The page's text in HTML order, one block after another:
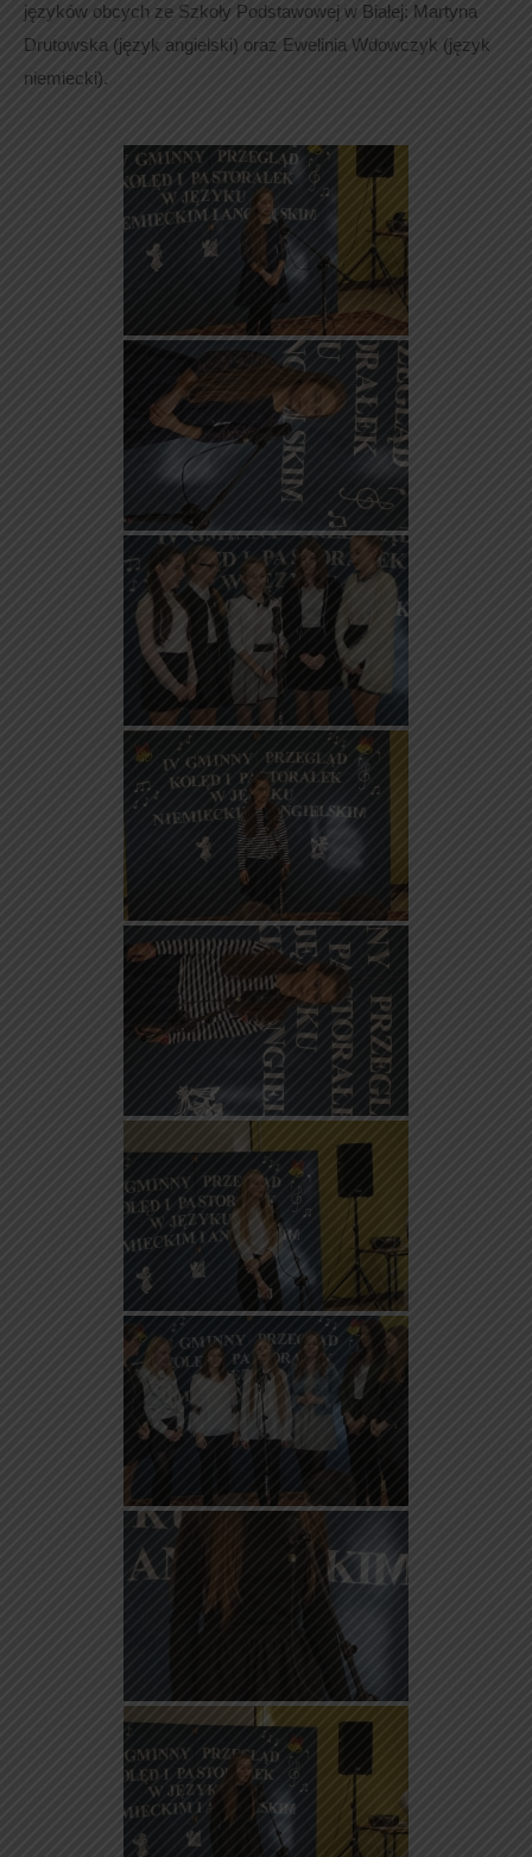
języków obcych ze Szkoły Podstawowej w Białej: Martyna
Drutowska (język angielski) oraz Ewelinia Wdowczyk (język
niemiecki).